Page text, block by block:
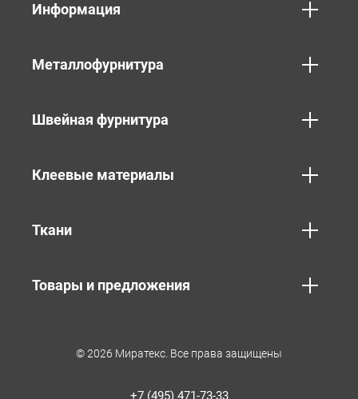
Информация
Металлофурнитура
Швейная фурнитура
Клеевые материалы
Ткани
Товары и предложения
© 2026 Миратекс. Все права защищены
+7 (495) 471-73-33